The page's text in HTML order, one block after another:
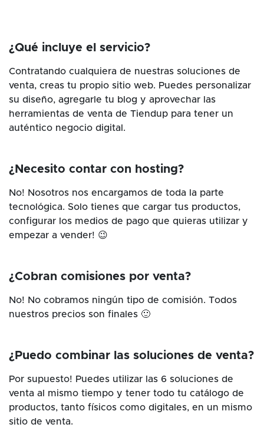
¿Qué incluye el servicio?
Contratando cualquiera de nuestras soluciones de
venta, creas tu propio sitio web. Puedes personalizar
su diseño, agregarle tu blog y aprovechar las
herramientas de venta de Tiendup para tener un
auténtico negocio digital.
¿Necesito contar con hosting?
No! Nosotros nos encargamos de toda la parte
tecnológica. Solo tienes que cargar tus productos,
configurar los medios de pago que quieras utilizar y
empezar a vender! 😉
¿Cobran comisiones por venta?
No! No cobramos ningún tipo de comisión. Todos
nuestros precios son finales 🙂
¿Puedo combinar las soluciones de venta?
Por supuesto! Puedes utilizar las 6 soluciones de
venta al mismo tiempo y tener todo tu catálogo de
productos, tanto físicos como digitales, en un mismo
sitio de venta.